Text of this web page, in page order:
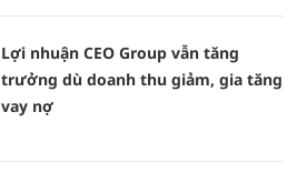
Lợi nhuận CEO Group vẫn tăng
trưởng dù doanh thu giảm, gia tăng
vay nợ